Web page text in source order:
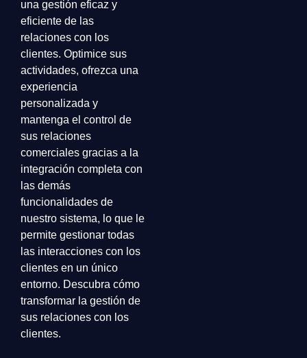
una gestión eficaz y
eficiente de las
relaciones con los
clientes. Optimice sus
actividades, ofrezca una
experiencia
personalizada y
mantenga el control de
sus relaciones
comerciales gracias a la
integración completa con
las demás
funcionalidades de
nuestro sistema, lo que le
permite gestionar todas
las interacciones con los
clientes en un único
entorno. Descubra cómo
transformar la gestión de
sus relaciones con los
clientes.